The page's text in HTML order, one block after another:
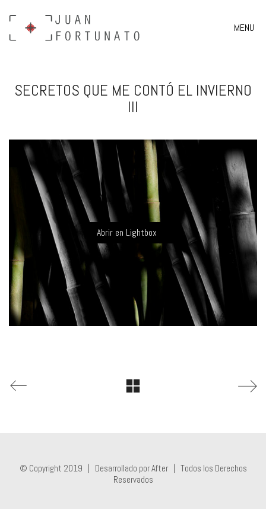
MENU
SECRETOS QUE ME CONTÓ EL INVIERNO
III
Abrir en Lightbox
© Copyright 2019 | Desarrollado por After| Todos los Derechos
Reservados